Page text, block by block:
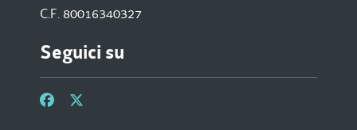
C.F. 80016340327
Seguici su